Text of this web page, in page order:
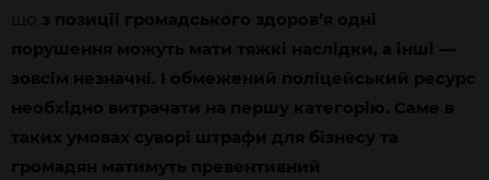
що
з позиції громадського здоров’я одні
порушення можуть мати тяжкі наслідки, а інші —
зовсім незначні. І обмежений поліцейський ресурс
необхідно витрачати на першу категорію. Саме в
таких умовах суворі штрафи для бізнесу та
громадян матимуть превентивний